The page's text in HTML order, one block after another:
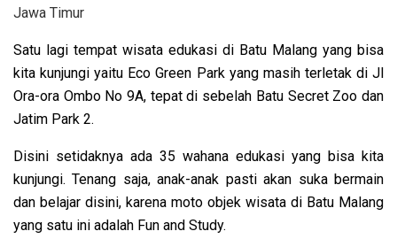
Jawa Timur
Satu lagi tempat wisata edukasi di Batu Malang yang bisa
kita kunjungi yaitu Eco Green Park yang masih terletak di Jl
Ora-ora Ombo No 9A, tepat di sebelah Batu Secret Zoo dan
Jatim Park 2.
Disini setidaknya ada 35 wahana edukasi yang bisa kita
kunjungi. Tenang saja, anak-anak pasti akan suka bermain
dan belajar disini, karena moto objek wisata di Batu Malang
yang satu ini adalah Fun and Study.